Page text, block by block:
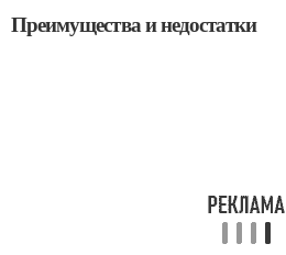
Преимущества и недостатки